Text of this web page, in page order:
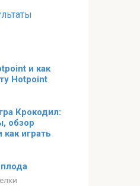
и как
Hotpoint
Крокодил:
обзор
как играть